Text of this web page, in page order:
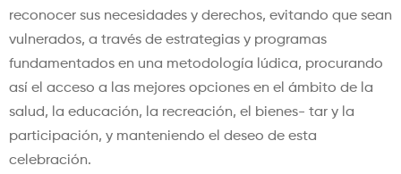
reconocer sus necesidades y derechos, evitando que sean
vulnerados, a través de estrategias y programas
fundamentados en una metodología lúdica, procurando
así el acceso a las mejores opciones en el ámbito de la
salud, la educación, la recreación, el bienes- tar y la
participación, y manteniendo el deseo de esta
celebración.